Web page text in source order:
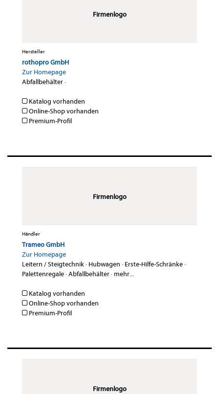
Firmenlogo
Hersteller
rothopro GmbH
Zur Homepage
Abfallbehälter·
Katalog vorhanden
Online-Shop vorhanden
Premium-Profil
Firmenlogo
Händler
Trameo GmbH
Zur Homepage
Leitern / Steigtechnik· Hubwagen · Erste-Hilfe-Schränke·
Palettenregale·Abfallbehälter· mehr...
Katalog vorhanden
Online-Shop vorhanden
Premium-Profil
Firmenlogo